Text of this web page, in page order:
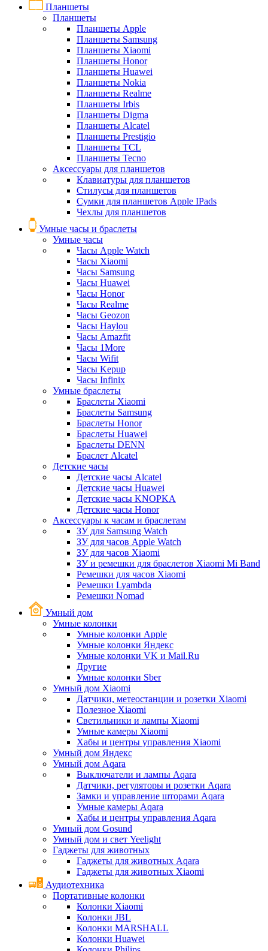
Планшеты
Планшеты
Планшеты Apple
Планшеты Samsung
Планшеты Xiaomi
Планшеты Honor
Планшеты Huawei
Планшеты Nokia
Планшеты Realme
Планшеты Irbis
Планшеты Digma
Планшеты Alcatel
Планшеты Prestigio
Планшеты TCL
Планшеты Tecno
Аксессуары для планшетов
Клавиатуры для планшетов
Стилусы для планшетов
Сумки для планшетов Apple IPads
Чехлы для планшетов
Умные часы и браслеты
Умные часы
Часы Apple Watch
Часы Xiaomi
Часы Samsung
Часы Huawei
Часы Honor
Часы Realme
Часы Geozon
Часы Haylou
Часы Amazfit
Часы 1More
Часы Wifit
Часы Kepup
Часы Infinix
Умные браслеты
Браслеты Xiaomi
Браслеты Samsung
Браслеты Honor
Браслеты Huawei
Браслеты DENN
Браслет Alcatel
Детские часы
Детские часы Alcatel
Детские часы Huawei
Детские часы KNOPKA
Детские часы Honor
Аксессуары к часам и браслетам
ЗУ для Samsung Watch
ЗУ для часов Apple Watch
ЗУ для часов Xiaomi
ЗУ и ремешки для браслетов Xiaomi Mi Band
Ремешки для часов Xiaomi
Ремешки Lyambda
Ремешки Nomad
Умный дом
Умные колонки
Умные колонки Apple
Умные колонки Яндекс
Умные колонки VK и Mail.Ru
Другие
Умные колонки Sber
Умный дом Xiaomi
Датчики, метеостанции и розетки Xiaomi
Полезное Xiaomi
Светильники и лампы Xiaomi
Умные камеры Xiaomi
Хабы и центры управления Xiaomi
Умный дом Яндекс
Умный дом Aqara
Выключатели и лампы Aqara
Датчики, регуляторы и розетки Aqara
Замки и управление шторами Aqara
Умные камеры Aqara
Хабы и центры управления Aqara
Умный дом Gosund
Умный дом и свет Yeelight
Гаджеты для животных
Гаджеты для животных Aqara
Гаджеты для животных Xiaomi
Аудиотехника
Портативные колонки
Колонки Xiaomi
Колонки JBL
Колонки MARSHALL
Колонки Huawei